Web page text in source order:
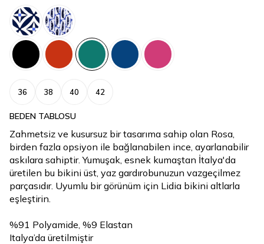
36 38 40 42
BEDEN TABLOSU
Zahmetsiz ve kusursuz bir tasarıma sahip olan Rosa,
birden fazla opsiyon ile bağlanabilen ince, ayarlanabilir
askılara sahiptir. Yumuşak, esnek kumaştan İtalya'da
üretilen bu bikini üst, yaz gardırobunuzun vazgeçilmez
parçasıdır. Uyumlu bir görünüm için Lidia bikini altlarla
eşleştirin.
%91 Polyamide, %9 Elastan
Italya’da üretilmiştir